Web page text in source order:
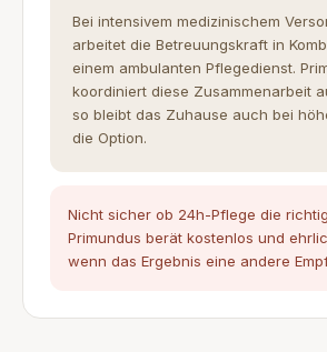
Bei intensivem medizinischem
arbeitet die Betreuungskraft in
einem ambulanten Pflegedienst.
koordiniert diese Zusammenarbeit
so bleibt das Zuhause auch bei
die Option.
Nicht sicher ob 24h-Pflege die
Primundus berät kostenlos und
wenn das Ergebnis eine andere